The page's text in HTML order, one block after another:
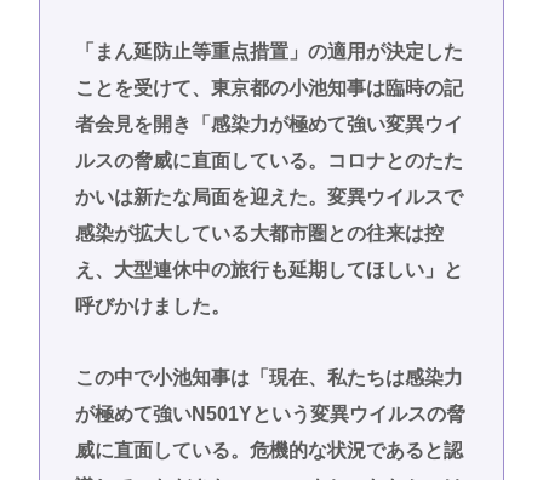
「まん延防止等重点措置」の適用が決定した
ことを受けて、東京都の小池知事は臨時の記
者会見を開き「感染力が極めて強い変異ウイ
ルスの脅威に直面している。コロナとのたた
かいは新たな局面を迎えた。変異ウイルスで
感染が拡大している大都市圏との往来は控
え、大型連休中の旅行も延期してほしい」と
呼びかけました。
この中で小池知事は「現在、私たちは感染力
が極めて強いN501Yという変異ウイルスの脅
威に直面している。危機的な状況であると認